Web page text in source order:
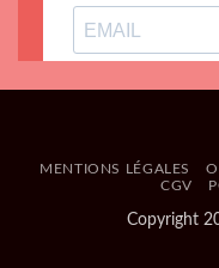
MENTIONS LÉGALES
CGV
Copyright